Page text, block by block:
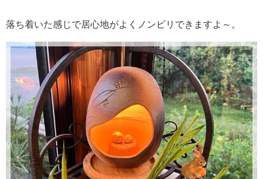
落ち着いた感じで居心地がよくノンビリできますよ～。